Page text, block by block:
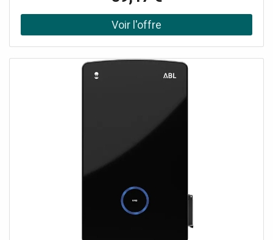
toutes les bornes ABL offrent le plus haut niveau de
sécurité. Avantages principaux - version Controler
Connexion backend/OCPP via réseau mobile (LTE), réseau
évolutifs jusqu'à 100 points Interfaces standardisées pour
l'intégration dans des systèmes externes via OCPP Smart
à la directive MID pour une facturation précise
Compatibilité Plug & Charge (ISO15118) pour une
utilisation simplifiée Haute protection avec un indice IP55
contre la poussière et l'eau, et IK10 contre les impacts
Avantages principaux - version Extender Connexion
backend/OCPP via le Controller pour une gestion
avec jusqu'à 30 points de charge, évolutifs jusqu'à 100
points Interfaces standardisées pour intégrer facilement